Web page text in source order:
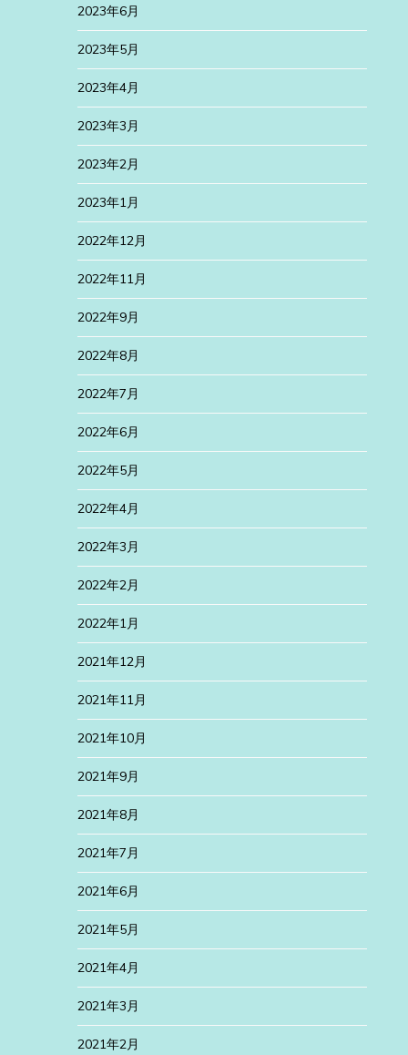
2023年6月
2023年5月
2023年4月
2023年3月
2023年2月
2023年1月
2022年12月
2022年11月
2022年9月
2022年8月
2022年7月
2022年6月
2022年5月
2022年4月
2022年3月
2022年2月
2022年1月
2021年12月
2021年11月
2021年10月
2021年9月
2021年8月
2021年7月
2021年6月
2021年5月
2021年4月
2021年3月
2021年2月